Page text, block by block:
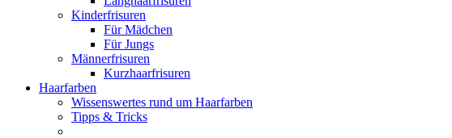
Kinderfrisuren
Für Mädchen
Für Jungs
Männerfrisuren
Kurzhaarfrisuren
Haarfarben
Wissenswertes rund um Haarfarben
Tipps & Tricks